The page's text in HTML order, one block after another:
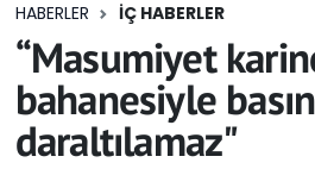
HABERLER İÇ HABERLER
“Masumiyet
bahanesiyle
daraltılamaz"
Eğitim
Ekonomi
Foto Galeri
Tüm Manşetler
Son Dakika Haberleri
Haber Arşivi